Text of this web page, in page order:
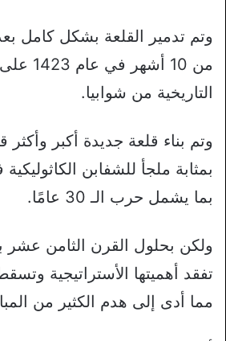
وتم تدمير القلعة بشكل كامل
من 10
التاريخية من شوابيا.
وتم بناء قلعة جديدة أكبر وأكثر
بمثابة ملجأ للشفابن
بما يشمل حرب الـ 30 عامًا.
ولكن بحلول القرن الثامن
تفقد أهميتها الأستراتيجية
مما أدى إلى هدم الكثير من